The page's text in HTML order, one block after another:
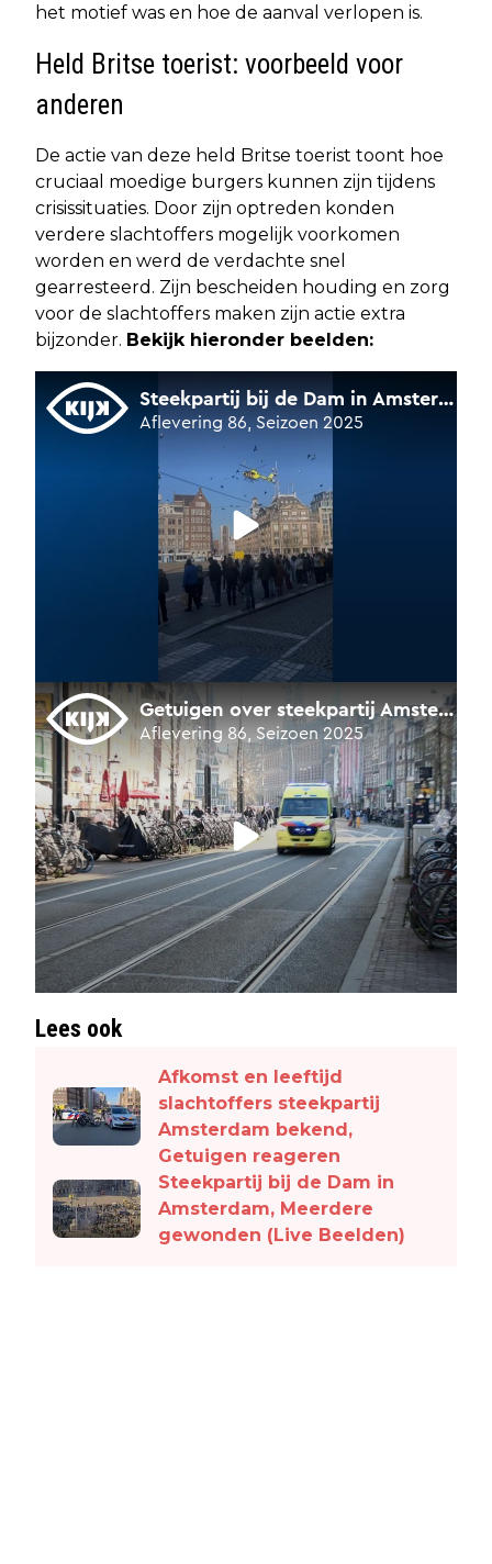
het motief was en hoe de aanval verlopen is.
Held Britse toerist: voorbeeld voor
anderen
De actie van deze held Britse toerist toont hoe
cruciaal moedige burgers kunnen zijn tijdens
crisissituaties. Door zijn optreden konden
verdere slachtoffers mogelijk voorkomen
worden en werd de verdachte snel
gearresteerd. Zijn bescheiden houding en zorg
voor de slachtoffers maken zijn actie extra
bijzonder. Bekijk hieronder beelden:
Lees ook
Afkomst en leeftijd
slachtoffers steekpartij
Amsterdam bekend,
Getuigen reageren
Steekpartij bij de Dam in
Amsterdam, Meerdere
gewonden (Live Beelden)